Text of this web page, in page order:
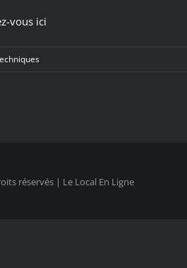
vous ici
réservés | Le Local En Ligne